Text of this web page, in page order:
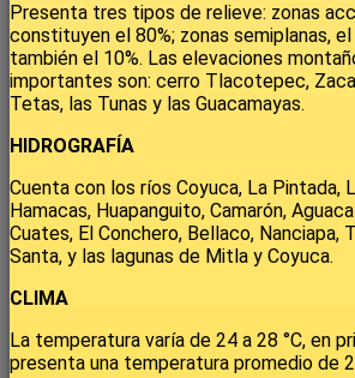
Presenta tres tipos de relieve: zonas
constituyen el 80%; zonas semiplanas, el
también el 10%. Las elevaciones
importantes son: cerro Tlacotepec,
Tetas, las Tunas y las Guacamayas.
HIDROGRAFÍA
Cuenta con los ríos Coyuca, La Pintada,
Hamacas, Huapanguito, Camarón,
Cuates, El Conchero, Bellaco, Nanciapa,
Santa, y las lagunas de Mitla y Coyuca.
CLIMA
La temperatura varía de 24 a 28 °C, en
presenta una temperatura promedio de